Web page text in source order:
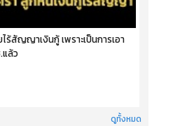
ร้สัญญาเงินกู้ เพราะเป็นการเอา
ล้ว
ดูทั้งหมด